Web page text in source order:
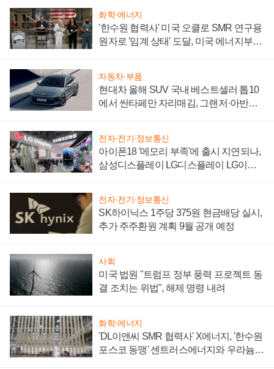
화학·에너지
'한수원 협력사' 미국 오클로 SMR 연구용
원자로 '임계 상태' 도달, 미국 에너지부
자동차·부품
현대차 올해 SUV 국내 베스트셀러 톱10
에서 싼타페만 자리매김, 그랜저·아반떼
전자·전기·정보통신
아이폰18 '메모리 부족'에 출시 지연되나,
삼성디스플레이 LG디스플레이 LG이노
전자·전기·정보통신
SK하이닉스 1주당 375원 현금배당 실시,
추가 주주환원 계획 9월 공개 예정
사회
미국 법원 "트럼프 정부 풍력 프로젝트 동
결 조치는 위법", 해제 명령 내려
화학·에너지
'DL이앤씨 SMR 협력사' X에너지, '한수원
포스코 동맹' 센트러스에너지와 우라늄